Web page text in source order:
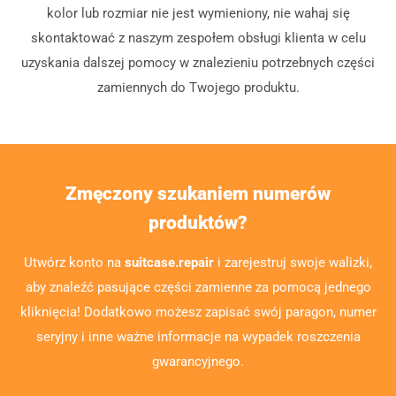
kolor lub rozmiar nie jest wymieniony, nie wahaj się
skontaktować z naszym zespołem obsługi klienta w celu
uzyskania dalszej pomocy w znalezieniu potrzebnych części
zamiennych do Twojego produktu.
Zmęczony szukaniem numerów
produktów?
Utwórz konto na suitcase.repair i zarejestruj swoje walizki,
aby znaleźć pasujące części zamienne za pomocą jednego
kliknięcia! Dodatkowo możesz zapisać swój paragon, numer
seryjny i inne ważne informacje na wypadek roszczenia
gwarancyjnego.